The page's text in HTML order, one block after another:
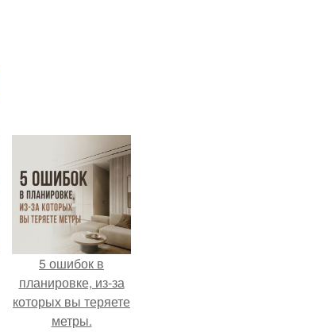
5 ошибок в
планировке, из-за
которых вы теряете
метры.